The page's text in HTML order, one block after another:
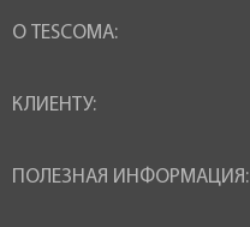
О TESCOMA:
КЛИЕНТУ:
ПОЛЕЗНАЯ ИНФОРМАЦИЯ: